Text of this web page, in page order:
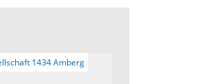
Feuerschützengesellschaft 1434 Amberg